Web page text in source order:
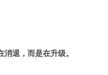
退，而是在升级。